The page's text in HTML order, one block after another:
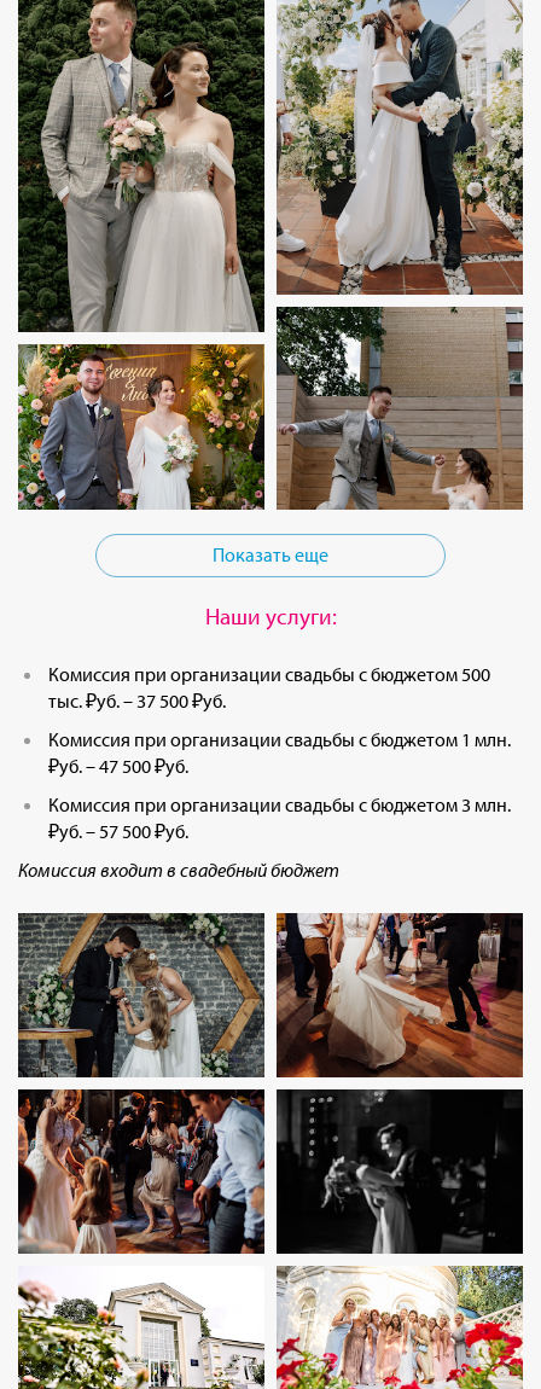
Показать еще
Наши услуги:
Комиссия при организации свадьбы с бюджетом 500
тыс. ₽уб. – 37 500 ₽уб.
Комиссия при организации свадьбы с бюджетом 1 млн.
₽уб. – 47 500 ₽уб.
Комиссия при организации свадьбы с бюджетом 3 млн.
₽уб. – 57 500 ₽уб.
Комиссия входит в свадебный бюджет